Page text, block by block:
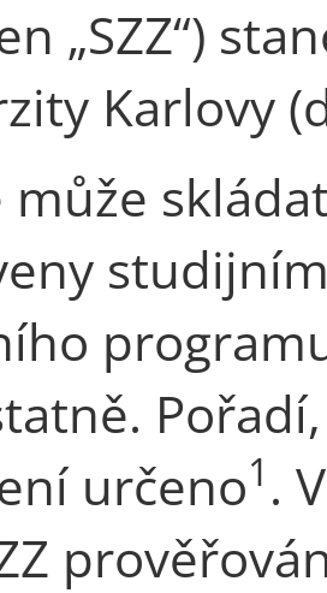
„SZZ“)
Karlovy
může
určeno1 .